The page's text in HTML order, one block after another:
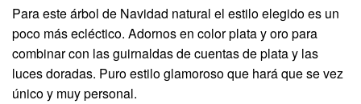
Para este árbol de Navidad natural el estilo elegido es un
poco más ecléctico. Adornos en color plata y oro para
combinar con las guirnaldas de cuentas de plata y las
luces doradas. Puro estilo glamoroso que hará que se vez
único y muy personal.